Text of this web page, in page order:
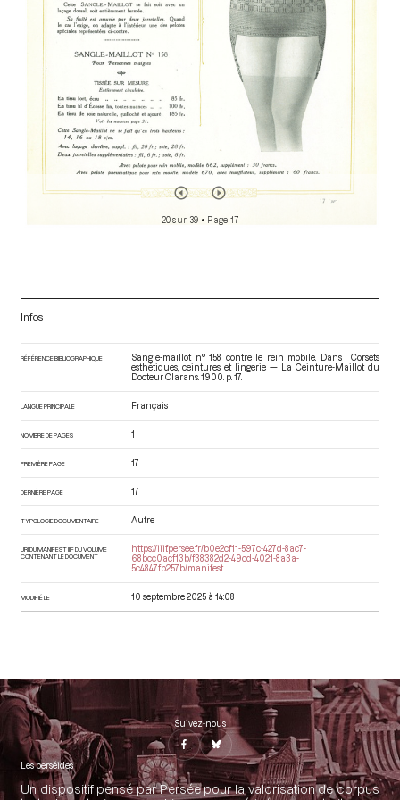
20 sur 39 • Page 17
Infos
RÉFÉRENCE BIBLIOGRAPHIQUE
Sangle-maillot n° 158 contre le rein mobile. Dans : Corsets
esthétiques, ceintures et lingerie — La Ceinture-Maillot du
Docteur Clarans . 1900. p. 17.
LANGUE PRINCIPALE Français
NOMBRE DE PAGES 1
PREMIÈRE PAGE 17
DERNIÈRE PAGE 17
TYPOLOGIE DOCUMENTAIRE Autre
URI DU MANIFEST IIIF DU VOLUME
CONTENANT LE DOCUMENT
https://iiif.persee.fr/b0e2cf11-597c-427d-8ac7-
68bcc0acf13b/f38382d2-49cd-4021-8a3a-
5c4847fb257b/manifest
MODIFIÉ LE 10 septembre 2025 à 14:08
Suivez-nous
Les perséides
Un dispositif pensé par Persée pour la valorisation de corpus